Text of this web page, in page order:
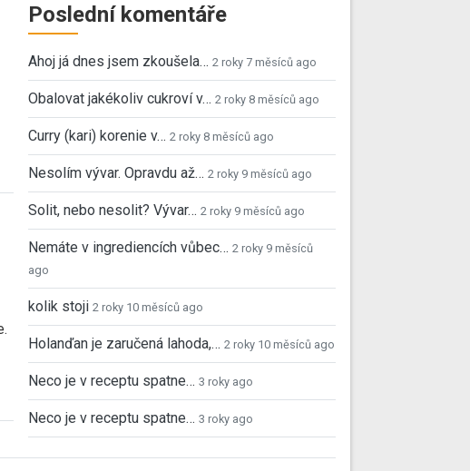
Poslední komentáře
Ahoj já dnes jsem zkoušela… 2 roky 7 měsíců ago
Obalovat jakékoliv cukroví v… 2 roky 8 měsíců ago
Curry (kari) korenie v… 2 roky 8 měsíců ago
Nesolím vývar. Opravdu až… 2 roky 9 měsíců ago
Solit, nebo nesolit? Vývar… 2 roky 9 měsíců ago
Nemáte v ingrediencích vůbec… 2 roky 9 měsíců
ago
kolik stoji 2 roky 10 měsíců ago
Holanďan je zaručená lahoda,… 2 roky 10 měsíců ago
Neco je v receptu spatne… 3 roky ago
Neco je v receptu spatne… 3 roky ago